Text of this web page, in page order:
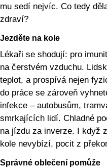
mu sedí nejvíc. Co tedy
zdraví?
Jezděte na kole
Lékaři se shodují: pro
na čerstvém vzduchu.
teplot, a prospívá nejen
do práce se zároveň
infekce – autobusům,
smrkajících lidí. Chladné
na jízdu za inverze. I když
kole nevybízí, pocit z
Správné oblečení pomůže